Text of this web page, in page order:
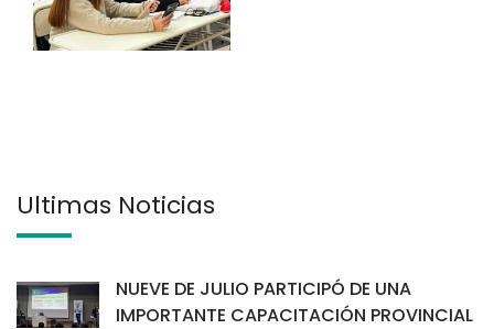
Últimas Noticias
NUEVE DE JULIO PARTICIPÓ DE UNA
IMPORTANTE CAPACITACIÓN PROVINCIAL